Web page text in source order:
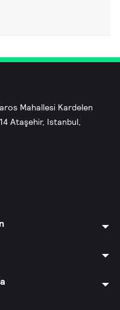
Mahallesi Kardelen
Ataşehir, Istanbul,